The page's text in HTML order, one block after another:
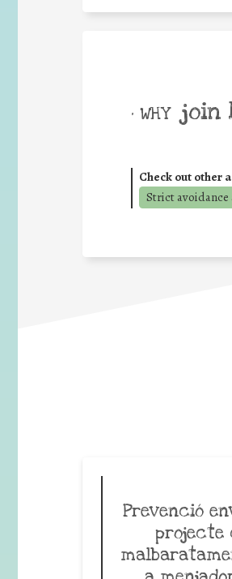
• WHY join
Check out other
Strict
Prevenció
projecte